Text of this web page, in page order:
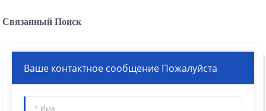
Связанный Поиск
Ваше контактное сообщение Пожалуйста